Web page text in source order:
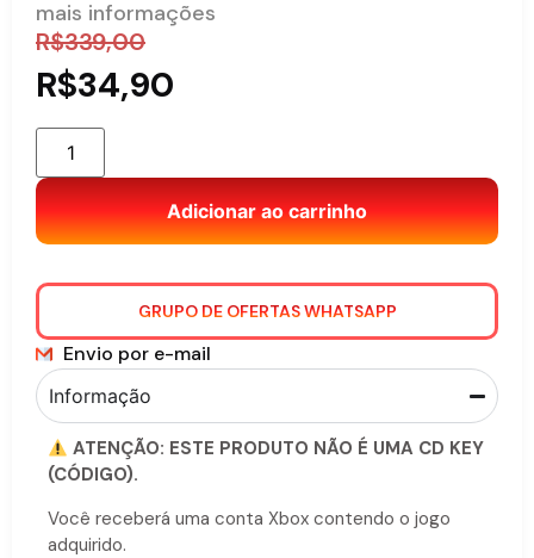
mais informações
R$339,00
R$34,90
Adicionar ao carrinho
GRUPO DE OFERTAS WHATSAPP
Envio por e-mail
Informação
ATENÇÃO: ESTE PRODUTO NÃO É UMA CD KEY
(CÓDIGO).
Você receberá uma conta Xbox contendo o jogo
adquirido.